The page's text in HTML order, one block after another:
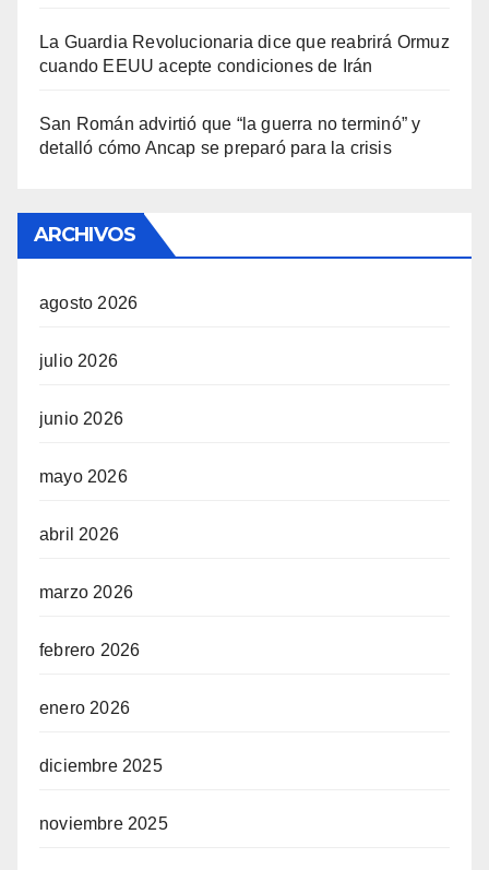
La Guardia Revolucionaria dice que reabrirá Ormuz
cuando EEUU acepte condiciones de Irán
San Román advirtió que “la guerra no terminó” y
detalló cómo Ancap se preparó para la crisis
ARCHIVOS
agosto 2026
julio 2026
junio 2026
mayo 2026
abril 2026
marzo 2026
febrero 2026
enero 2026
diciembre 2025
noviembre 2025